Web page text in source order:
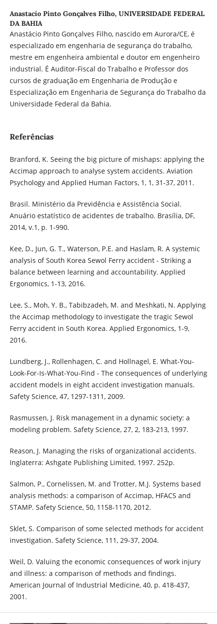
Anastacio Pinto Gonçalves Filho, UNIVERSIDADE FEDERAL
DA BAHIA
Anastácio Pinto Gonçalves Filho, nascido em Aurora/CE, é
especializado em engenharia de segurança do trabalho,
mestre em engenheira ambiental e doutor em engenheiro
industrial. É Auditor-Fiscal do Trabalho e Professor dos
cursos de graduação em Engenharia de Produção e
Especialização em Engenharia de Segurança do Trabalho da
Universidade Federal da Bahia.
Referências
Branford, K. Seeing the big picture of mishaps: applying the
Accimap approach to analyse system accidents. Aviation
Psychology and Applied Human Factors, 1, 1, 31-37, 2011.
Brasil. Ministério da Previdência e Assistência Social.
Anuário estatístico de acidentes de trabalho. Brasília, DF,
2014, v.1, p. 1-990.
Kee, D., Jun, G. T., Waterson, P.E. and Haslam, R. A systemic
analysis of South Korea Sewol Ferry accident - Striking a
balance between learning and accountability. Applied
Ergonomics, 1-13, 2016.
Lee, S., Moh, Y. B., Tabibzadeh, M. and Meshkati, N. Applying
the Accimap methodology to investigate the tragic Sewol
Ferry accident in South Korea. Applied Ergonomics, 1-9,
2016.
Lundberg, J., Rollenhagen, C. and Hollnagel, E. What-You-
Look-For-Is-What-You-Find - The consequences of underlying
accident models in eight accident investigation manuals.
Safety Science, 47, 1297-1311, 2009.
Rasmussen, J. Risk management in a dynamic society: a
modeling problem. Safety Science, 27, 2, 183-213, 1997.
Reason, J. Managing the risks of organizational accidents.
Inglaterra: Ashgate Publishing Limited, 1997. 252p.
Salmon, P., Cornelissen, M. and Trotter, M.J. Systems based
analysis methods: a comparison of Accimap, HFACS and
STAMP. Safety Science, 50, 1158-1170, 2012.
Sklet, S. Comparison of some selected methods for accident
investigation. Safety Science, 111, 29-37, 2004.
Weil, D. Valuing the economic consequences of work injury
and illness: a comparison of methods and findings.
American Journal of Industrial Medicine, 40, p. 418-437,
2001.